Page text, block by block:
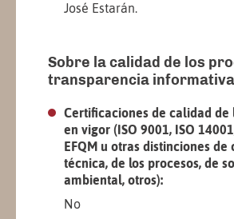
José Estarán.
Sobre la calidad de los
transparencia
Certificaciones de calidad de
en vigor (ISO 9001, ISO
EFQM u otras distinciones de
técnica, de los procesos, de
ambiental, otros):
No